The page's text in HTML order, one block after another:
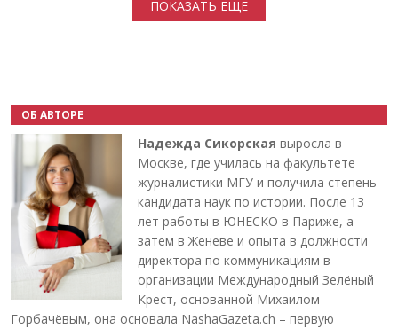
ПОКАЗАТЬ ЕЩЕ
ОБ АВТОРЕ
Надежда Сикорская выросла в
Москве, где училась на факультете
журналистики МГУ и получила степень
кандидата наук по истории. После 13
лет работы в ЮНЕСКО в Париже, а
затем в Женеве и опыта в должности
директора по коммуникациям в
организации Международный Зелёный
Крест, основанной Михаилом
Горбачёвым, она основала NashaGazeta.ch – первую